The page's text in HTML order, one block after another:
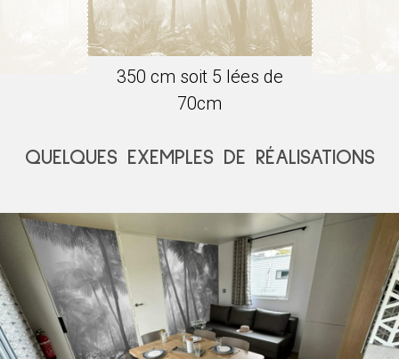
350 cm soit 5 lées de
70cm
QUELQUES EXEMPLES DE RÉALISATIONS